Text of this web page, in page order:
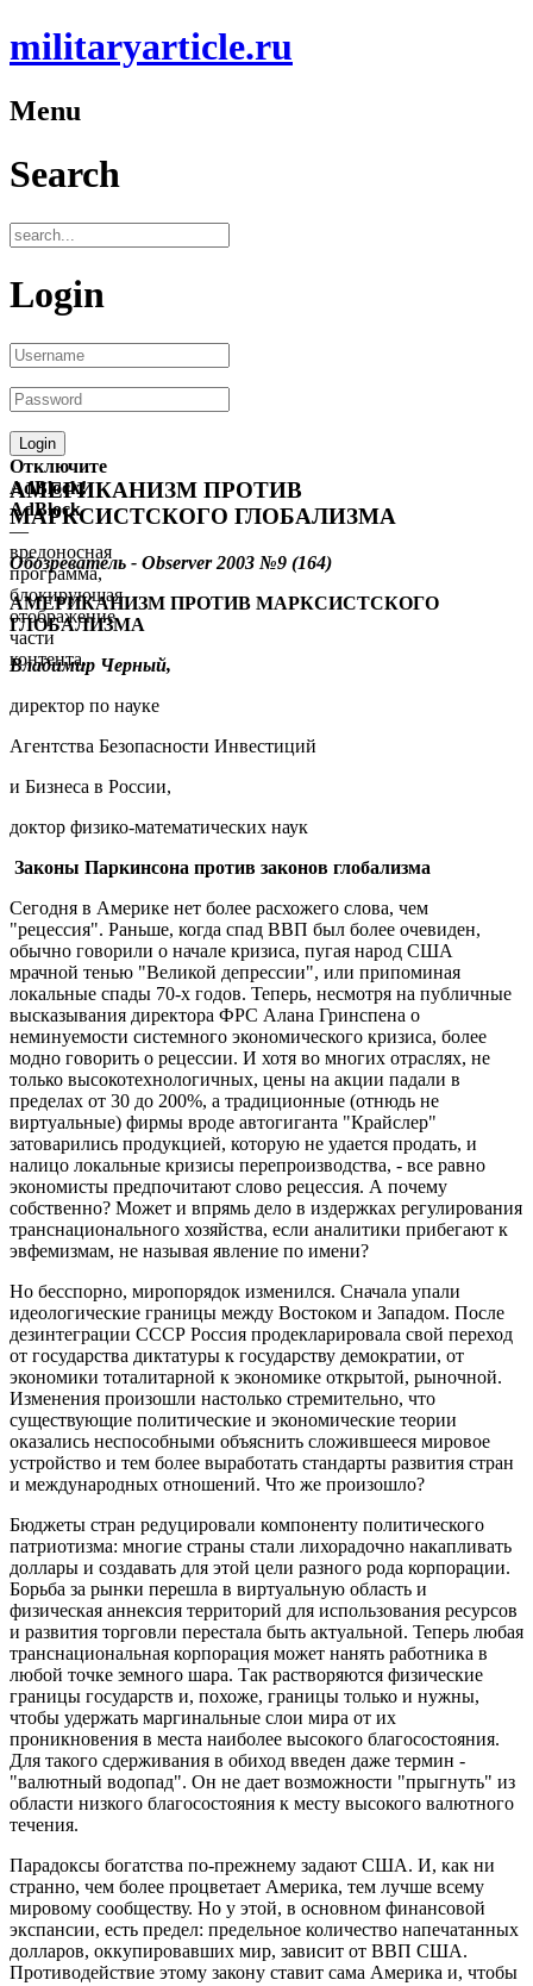
militaryarticle.ru
Menu
Search
Login
Отключите
AdBlock!
AdBlock
—
вредоносная
программа,
блокирующая
отображение
части
контента.
АМЕРИКАНИЗМ ПРОТИВ
МАРКСИСТСКОГО ГЛОБАЛИЗМА
Обозреватель - Observer 2003 №9 (164)
АМЕРИКАНИЗМ ПРОТИВ МАРКСИСТСКОГО
ГЛОБАЛИЗМА
Владимир Черный,
директор по науке
Агентства Безопасности Инвестиций
и Бизнеса в России,
доктор физико-математических наук
Законы Паркинсона против законов глобализма
Сегодня в Америке нет более расхожего слова, чем
"рецессия". Раньше, когда спад ВВП был более очевиден,
обычно говорили о начале кризиса, пугая народ США
мрачной тенью "Великой депрессии", или припоминая
локальные спады 70-х годов. Теперь, несмотря на публичные
высказывания директора ФРС Алана Гринспена о
неминуемости системного экономического кризиса, более
модно говорить о рецессии. И хотя во многих отраслях, не
только высокотехнологичных, цены на акции падали в
пределах от 30 до 200%, а традиционные (отнюдь не
виртуальные) фирмы вроде автогиганта "Крайслер"
затоварились продукцией, которую не удается продать, и
налицо локальные кризисы перепроизводства, - все равно
экономисты предпочитают слово рецессия. А почему
собственно? Может и впрямь дело в издержках регулирования
транснационального хозяйства, если аналитики прибегают к
эвфемизмам, не называя явление по имени?
Но бесспорно, миропорядок изменился. Сначала упали
идеологические границы между Востоком и Западом. После
дезинтеграции СССР Россия продекларировала свой переход
от государства диктатуры к государству демократии, от
экономики тоталитарной к экономике открытой, рыночной.
Изменения произошли настолько стремительно, что
существующие политические и экономические теории
оказались неспособными объяснить сложившееся мировое
устройство и тем более выработать стандарты развития стран
и международных отношений. Что же произошло?
Бюджеты стран редуцировали компоненту политического
патриотизма: многие страны стали лихорадочно накапливать
доллары и создавать для этой цели разного рода корпорации.
Борьба за рынки перешла в виртуальную область и
физическая аннексия территорий для использования ресурсов
и развития торговли перестала быть актуальной. Теперь любая
транснациональная корпорация может нанять работника в
любой точке земного шара. Так растворяются физические
границы государств и, похоже, границы только и нужны,
чтобы удержать маргинальные слои мира от их
проникновения в места наиболее высокого благосостояния.
Для такого сдерживания в обиход введен даже термин -
"валютный водопад". Он не дает возможности "прыгнуть" из
области низкого благосостояния к месту высокого валютного
течения.
Парадоксы богатства по-прежнему задают США. И, как ни
странно, чем более процветает Америка, тем лучше всему
мировому сообществу. Но у этой, в основном финансовой
экспансии, есть предел: предельное количество напечатанных
долларов, оккупировавших мир, зависит от ВВП США.
Противодействие этому закону ставит сама Америка и, чтобы